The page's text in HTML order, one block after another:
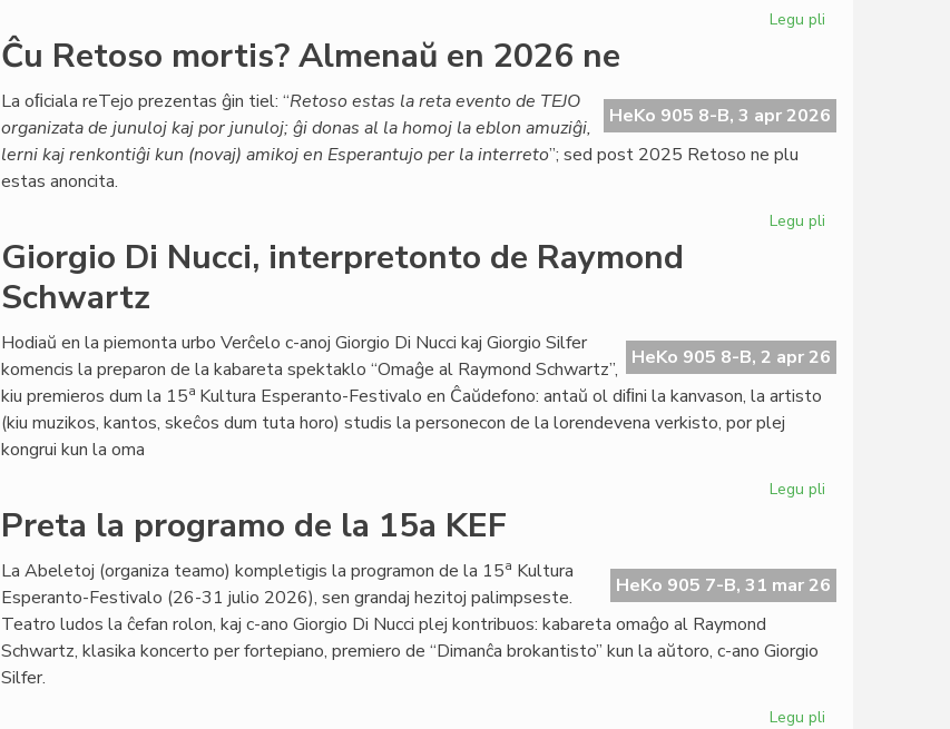
Legu pli
Nur
se
Ĉu Retoso mortis? Almenaŭ en 2026 ne
HeKo 905 8-B, 3 apr 2026
La oﬁciala reTejo prezentas ĝin tiel: “Retoso estas la reta evento de TEJO
organizata de junuloj kaj por junuloj; ĝi donas al la homoj la eblon amuziĝi,
lerni kaj renkontiĝi kun (novaj) amikoj en Esperantujo per la interreto”; sed post 2025 Retoso ne plu
estas anoncita.
Legu pli
en
2026
Giorgio Di Nucci, interpretonto de Raymond
Schwartz
HeKo 905 8-B, 2 apr 26
Hodiaŭ en la piemonta urbo Verĉelo c-anoj Giorgio Di Nucci kaj Giorgio Silfer
komencis la preparon de la kabareta spektaklo “Omaĝe al Raymond Schwartz”,
kiu premieros dum la 15a Kultura Esperanto-Festivalo en Ĉaŭdefono: antaŭ ol diﬁni la kanvason, la artisto
(kiu muzikos, kantos, skeĉos dum tuta horo) studis la personecon de la lorendevena verkisto, por plej
kongrui kun la oma
Legu pli
interpretonto
de
Preta la programo de la 15a KEF
HeKo 905 7-B, 31 mar 26
La Abeletoj (organiza teamo) kompletigis la programon de la 15a Kultura
Esperanto-Festivalo (26-31 julio 2026), sen grandaj hezitoj palimpseste.
Teatro ludos la ĉefan rolon, kaj c-ano Giorgio Di Nucci plej kontribuos: kabareta omaĝo al Raymond
Schwartz, klasika koncerto per fortepiano, premiero de “Dimanĉa brokantisto” kun la aŭtoro, c-ano Giorgio
Silfer.
Legu pli